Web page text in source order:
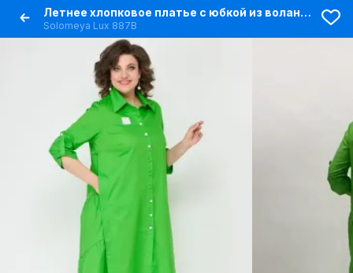
Летнее хлопковое платье с юбкой из воланов и карманами
Solomeya Lux 887B